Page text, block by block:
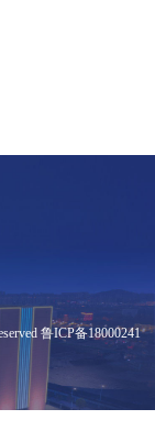
鲁ICP备18000241